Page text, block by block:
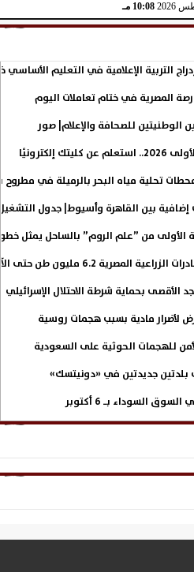
10:08 مـ
التربية الإعلامية في التعليم
المصرية في ختام تعاملات اليوم
الوطنيتين للصحافة والإعلام| صور
مياه البحر بالرميلة في مطروح بطاقة 125 ألف
بين القاهرة وأسيوط| جدول
الأولى من ”علم الروم” بالساحل يمثل
المصرية 6.2 مليون طن حتى الآن
بحماية شرطة الاحتلال الإسرائيلي
لأضرار مادية بسبب هجمات روسية
للهجمات الحوثية على السعودية
جديدتين في «دونيتسك»